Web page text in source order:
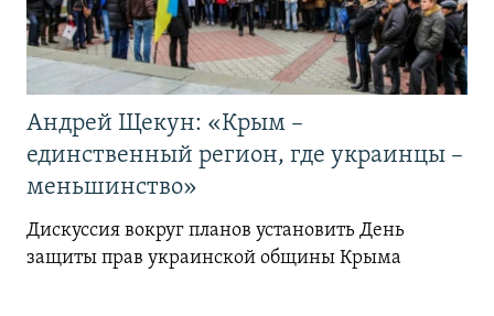
Андрей Щекун: «Крым –
единственный регион, где украинцы –
меньшинство»
Дискуссия вокруг планов установить День
защиты прав украинской общины Крыма